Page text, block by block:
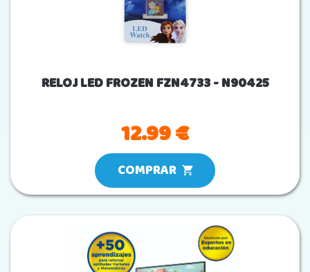
RELOJ LED FROZEN FZN4733 - N90425
12.99 €
COMPRAR